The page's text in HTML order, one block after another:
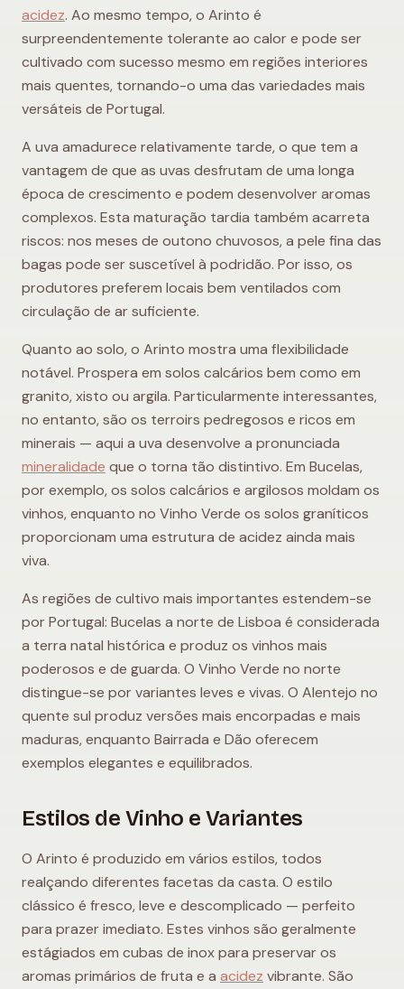
acidez. Ao mesmo tempo, o Arinto é
surpreendentemente tolerante ao calor e pode ser
cultivado com sucesso mesmo em regiões interiores
mais quentes, tornando-o uma das variedades mais
versáteis de Portugal.
A uva amadurece relativamente tarde, o que tem a
vantagem de que as uvas desfrutam de uma longa
época de crescimento e podem desenvolver aromas
complexos. Esta maturação tardia também acarreta
riscos: nos meses de outono chuvosos, a pele fina das
bagas pode ser suscetível à podridão. Por isso, os
produtores preferem locais bem ventilados com
circulação de ar suficiente.
Quanto ao solo, o Arinto mostra uma flexibilidade
notável. Prospera em solos calcários bem como em
granito, xisto ou argila. Particularmente interessantes,
no entanto, são os terroirs pedregosos e ricos em
minerais — aqui a uva desenvolve a pronunciada
mineralidade que o torna tão distintivo. Em Bucelas,
por exemplo, os solos calcários e argilosos moldam os
vinhos, enquanto no Vinho Verde os solos graníticos
proporcionam uma estrutura de acidez ainda mais
viva.
As regiões de cultivo mais importantes estendem-se
por Portugal: Bucelas a norte de Lisboa é considerada
a terra natal histórica e produz os vinhos mais
poderosos e de guarda. O Vinho Verde no norte
distingue-se por variantes leves e vivas. O Alentejo no
quente sul produz versões mais encorpadas e mais
maduras, enquanto Bairrada e Dão oferecem
exemplos elegantes e equilibrados.
Estilos de Vinho e Variantes
O Arinto é produzido em vários estilos, todos
realçando diferentes facetas da casta. O estilo
clássico é fresco, leve e descomplicado — perfeito
para prazer imediato. Estes vinhos são geralmente
estágiados em cubas de inox para preservar os
aromas primários de fruta e a acidez vibrante. São